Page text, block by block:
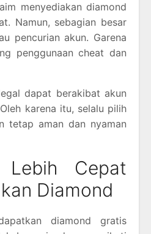
menyediakan diamond
Namun, sebagian besar
pencurian akun. Garena
penggunaan cheat dan
dapat berakibat akun
karena itu, selalu pilih
tetap aman dan nyaman
Cepat
Diamond
diamond gratis